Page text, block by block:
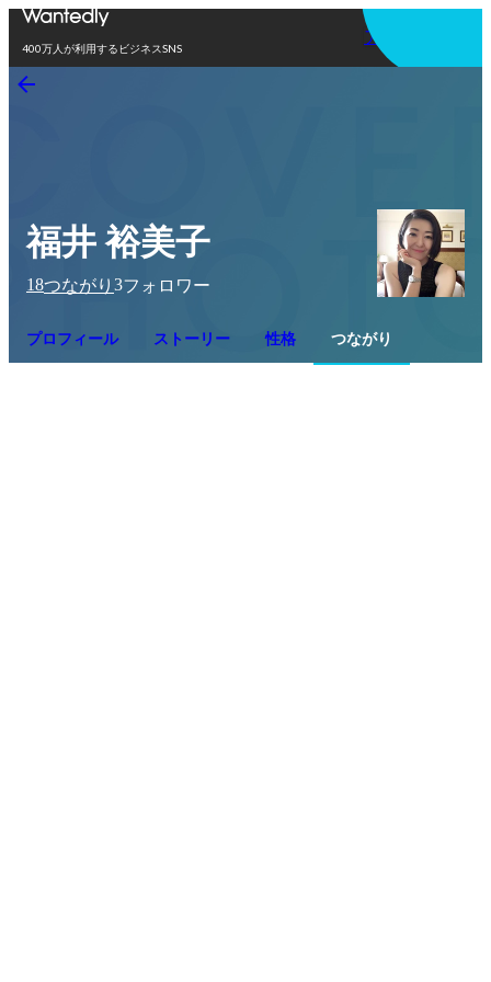
400万人が利用するビジネスSNS
アプリを使う
福井 裕美子
18つながり 3フォロワー
プロフィール ストーリー 性格 つながり